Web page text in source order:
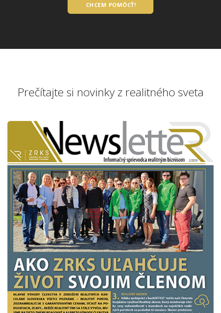
CHCEM POMÔCŤ!
Prečítajte si novinky z realitného sveta